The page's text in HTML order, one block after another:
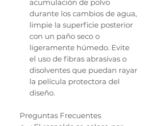
acumulación de polvo
durante los cambios de agua,
limpie la superficie posterior
con un paño seco o
ligeramente húmedo. Evite
el uso de fibras abrasivas o
disolventes que puedan rayar
la película protectora del
diseño.
Preguntas Frecuentes